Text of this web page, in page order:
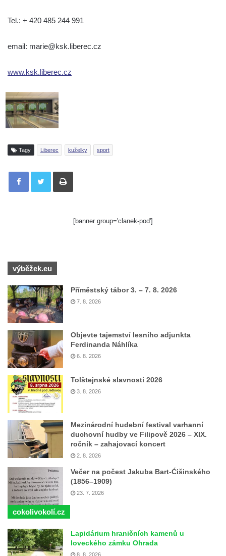
Tel.: + 420 485 244 991
email: marie@ksk.liberec.cz
www.ksk.liberec.cz
Tagy Liberec kuželky sport
Tisknout
[banner group='clanek-pod']
výběžek.eu
Příměstský tábor 3. – 7. 8. 2026
7. 8. 2026
Objevte tajemství lesního adjunkta
Ferdinanda Náhlíka
6. 8. 2026
Tolštejnské slavnosti 2026
3. 8. 2026
Mezinárodní hudební festival varhanní
duchovní hudby ve Filipově 2026 – XIX.
ročník – zahajovací koncert
2. 8. 2026
Večer na počest Jakuba Bart-Ćišinského
(1856–1909)
23. 7. 2026
cokolivokolí.cz
Lapidárium hraničních kamenů u
loveckého zámku Ohrada
8. 8. 2026